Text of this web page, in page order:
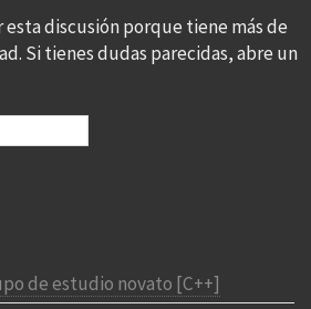
discusión porque tiene más de
Si tienes dudas parecidas, abre un
de estudio novato [C++]